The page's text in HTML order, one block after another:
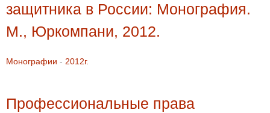
защитника в России: Монография.
М., Юркомпани, 2012.
Монографии - 2012г.
Профессиональные права